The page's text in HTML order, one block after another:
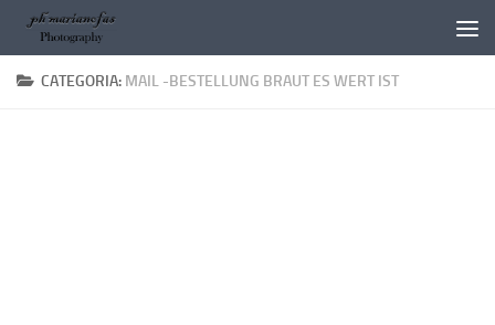
Salta al contenuto
CATEGORIA: MAIL -BESTELLUNG BRAUT ES WERT IST